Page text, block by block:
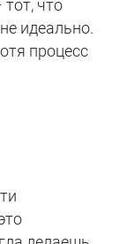
что
идеально.
процесс